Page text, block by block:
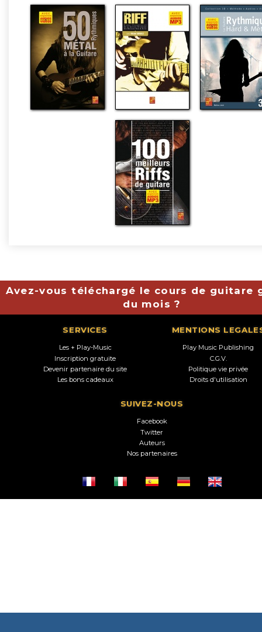
Avez-vous téléchargé le cours de guitare
du mois ?
SERVICES
Les + Play-Music
Inscription gratuite
Devenir partenaire du site
Les bons cadeaux
MENTIONS
Play Music Publishing
C.G.V.
Politique vie privée
Droits d'utilisation
SUIVEZ-NOUS
Facebook
Twitter
Auteurs
Nos partenaires